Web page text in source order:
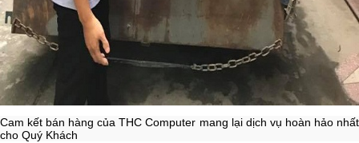
Cam kết bán hàng của THC Computer mang lại dịch vụ hoàn hảo nhất
cho Quý Khách